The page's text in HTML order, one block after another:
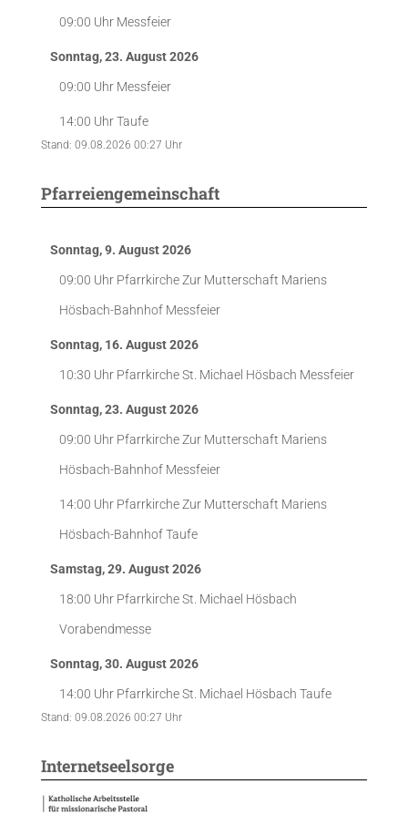
09:00 Uhr Messfeier
Sonntag, 23. August 2026
09:00 Uhr Messfeier
14:00 UhrTaufe
Stand: 09.08.2026 00:27 Uhr
Pfarreiengemeinschaft
Sonntag, 9. August 2026
09:00 Uhr Pfarrkirche Zur Mutterschaft Mariens
Hösbach-Bahnhof Messfeier
Sonntag, 16. August 2026
10:30 Uhr Pfarrkirche St. Michael Hösbach Messfeier
Sonntag, 23. August 2026
09:00 Uhr Pfarrkirche Zur Mutterschaft Mariens
Hösbach-Bahnhof Messfeier
14:00 Uhr Pfarrkirche Zur Mutterschaft Mariens
Hösbach-BahnhofTaufe
Samstag, 29. August 2026
18:00 Uhr Pfarrkirche St. Michael Hösbach
Vorabendmesse
Sonntag, 30. August 2026
14:00 Uhr Pfarrkirche St. Michael Hösbach Taufe
Stand: 09.08.2026 00:27 Uhr
Internetseelsorge